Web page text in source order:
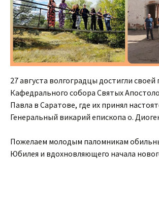
27 августа волгоградцы достигли
Кафедрального собора Святых
Павла в Саратове, где их принял
Генеральный викарий епископа о.
Пожелаем молодым паломникам
Юбилея и вдохновляющего начала